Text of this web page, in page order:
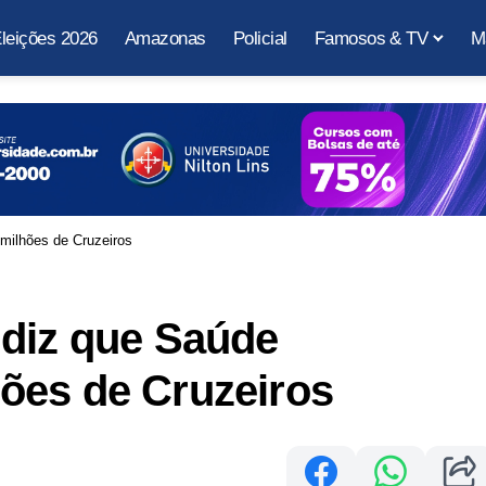
2026 Amazonas Policial Famosos & TV
de Cruzeiros
que Saúde
de Cruzeiros